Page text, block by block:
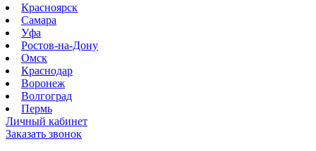
Красноярск
Самара
Уфа
Ростов-на-Дону
Омск
Краснодар
Воронеж
Волгоград
Пермь
Личный кабинет
Заказать звонок